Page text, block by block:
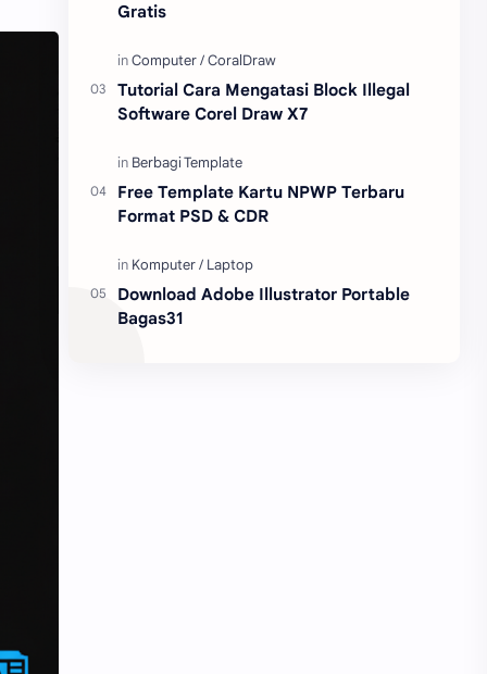
Gratis
Tutorial Cara Mengatasi Block Illegal
Software Corel Draw X7
Free Template Kartu NPWP Terbaru
Format PSD & CDR
Download Adobe Illustrator Portable
Bagas31